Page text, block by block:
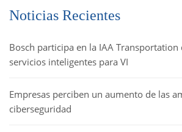
Noticias Recientes
Bosch participa en la IAA Transportation
servicios inteligentes para VI
Empresas perciben un aumento de las
ciberseguridad